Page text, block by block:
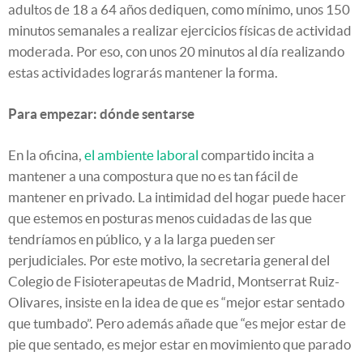
adultos de 18 a 64 años dediquen, como mínimo, unos 150
minutos semanales a realizar ejercicios físicas de actividad
moderada. Por eso, con unos 20 minutos al día realizando
estas actividades lograrás mantener la forma.
Para empezar: dónde sentarse
En la oficina, el ambiente laboral compartido incita a
mantener a una compostura que no es tan fácil de
mantener en privado. La intimidad del hogar puede hacer
que estemos en posturas menos cuidadas de las que
tendríamos en público, y a la larga pueden ser
perjudiciales. Por este motivo, la secretaria general del
Colegio de Fisioterapeutas de Madrid, Montserrat Ruiz-
Olivares, insiste en la idea de que es “mejor estar sentado
que tumbado”. Pero además añade que “es mejor estar de
pie que sentado, es mejor estar en movimiento que parado